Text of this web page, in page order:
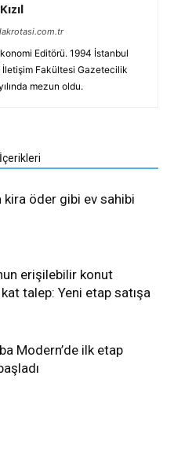
Editörü. 1994 İstanbul
Fakültesi Gazetecilik
mezun oldu.
kira öder gibi ev sahibi
erişilebilir konut
talep: Yeni etap satışa
Modern’de ilk etap